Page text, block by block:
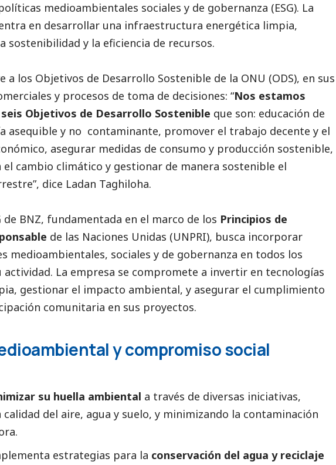
medioambientales sociales y de gobernanza (ESG). La
en desarrollar una infraestructura energética limpia,
sostenibilidad y la eficiencia de recursos.
a los Objetivos de Desarrollo Sostenible de la ONU (ODS), en sus
y procesos de toma de decisiones: “Nos estamos
Objetivos de Desarrollo Sostenible que son: educación de
asequible y no contaminante, promover el trabajo decente y el
asegurar medidas de consumo y producción sostenible,
el cambio climático y gestionar de manera sostenible el
dice Ladan Taghiloha.
de BNZ, fundamentada en el marco de los Principios de
de las Naciones Unidas (UNPRI), busca incorporar
medioambientales, sociales y de gobernanza en todos los
actividad. La empresa se compromete a invertir en tecnologías
gestionar el impacto ambiental, y asegurar el cumplimiento
comunitaria en sus proyectos.
y compromisosocial
su huella ambiental a través de diversas iniciativas,
del aire, agua y suelo, y minimizando la contaminación
estrategias para la conservación del agua y reciclaje